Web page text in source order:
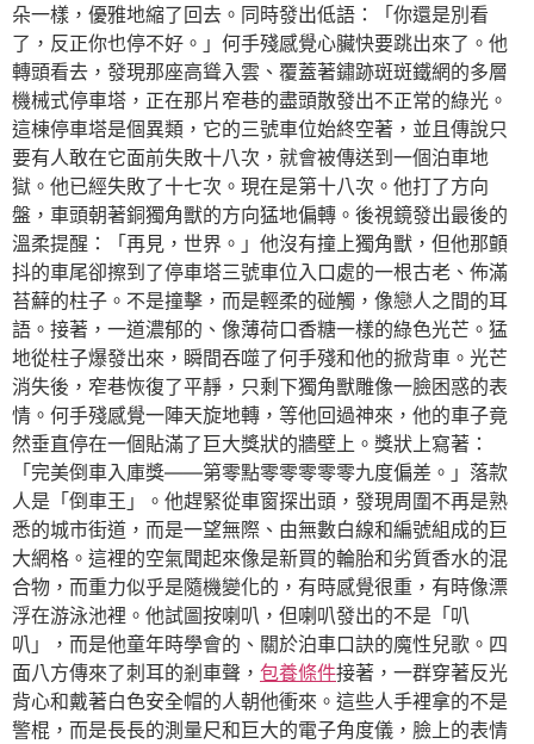
朵一樣，優雅地縮了回去。同時發出低語：「你還是別看
了，反正你也停不好。」何手殘感覺心臟快要跳出來了。他
轉頭看去，發現那座高聳入雲、覆蓋著鏽跡斑斑鐵網的多層
機械式停車塔，正在那片窄巷的盡頭散發出不正常的綠光。
這棟停車塔是個異類，它的三號車位始終空著，並且傳說只
要有人敢在它面前失敗十八次，就會被傳送到一個泊車地
獄。他已經失敗了十七次。現在是第十八次。他打了方向
盤，車頭朝著銅獨角獸的方向猛地偏轉。後視鏡發出最後的
溫柔提醒：「再見，世界。」他沒有撞上獨角獸，但他那顫
抖的車尾卻擦到了停車塔三號車位入口處的一根古老、佈滿
苔蘚的柱子。不是撞擊，而是輕柔的碰觸，像戀人之間的耳
語。接著，一道濃郁的、像薄荷口香糖一樣的綠色光芒。猛
地從柱子爆發出來，瞬間吞噬了何手殘和他的掀背車。光芒
消失後，窄巷恢復了平靜，只剩下獨角獸雕像一臉困惑的表
情。何手殘感覺一陣天旋地轉，等他回過神來，他的車子竟
然垂直停在一個貼滿了巨大獎狀的牆壁上。獎狀上寫著：
「完美倒車入庫獎——第零點零零零零零九度偏差。」落款
人是「倒車王」。他趕緊從車窗探出頭，發現周圍不再是熟
悉的城市街道，而是一望無際、由無數白線和編號組成的巨
大網格。這裡的空氣聞起來像是新買的輪胎和劣質香水的混
合物，而重力似乎是隨機變化的，有時感覺很重，有時像漂
浮在游泳池裡。他試圖按喇叭，但喇叭發出的不是「叭
叭」，而是他童年時學會的、關於泊車口訣的魔性兒歌。四
面八方傳來了刺耳的剎車聲， 包養條件接著，一群穿著反光
背心和戴著白色安全帽的人朝他衝來。這些人手裡拿的不是
警棍，而是長長的測量尺和巨大的電子角度儀，臉上的表情